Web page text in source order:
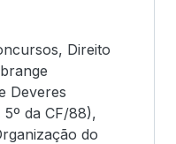
Direito
Deveres
da CF/88),
do